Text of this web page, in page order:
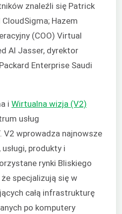
znaleźli się Patrick
CloudSigma; Hazem
(COO) Virtual
Al Jasser, dyrektor
Enterprise Saudi
i Wirtualna wizja (V2)
usług
V2 wprowadza najnowsze
produkty i
rynki Bliskiego
specjalizują się w
całą infrastrukturę
po komputery